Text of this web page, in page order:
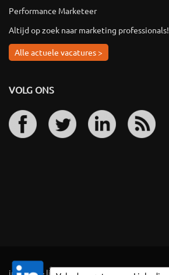
Performance Marketeer
Altijd op zoek naar marketing professionals!
Alle actuele vacatures >
VOLG ONS
ingevuld · linkpartners vaknieuws · colofon